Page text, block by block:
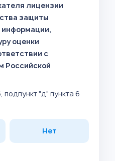
лицензии
защиты
оценки
с
Российской
подпункт "д" пункта 6
Нет